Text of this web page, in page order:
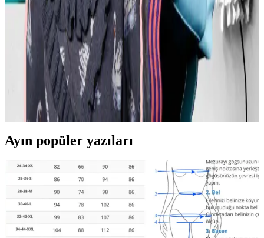
Kavisli vücut tiplerine uygun yapısal moda seçimlerinde doğru
kumaş, kesim ve stil detayları önemlidir. Terzi hizmeti ve uygun
markalarla estetik ve rahat kıyafetler elde edilir.
Günlük Moda Soruları ve Pratik Stil Önerileri:
Rahatlık ve Şıklık Dengesi
Moda ve stil, kişisel tercihler ve çevresel ihtiyaçlarla şekillenir. Ev
giyimi, iş görüşmesi, mevsimlik kıyafetler ve vücut tipine uygun
önerilerle günlük şıklık ve rahatlık dengelenir.
Ayın popüler yazıları